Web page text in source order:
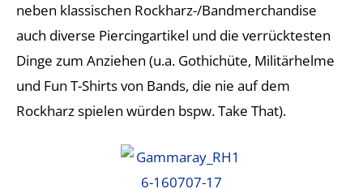
neben klassischen Rockharz-/Bandmerchandise
auch diverse Piercingartikel und die verrücktesten
Dinge zum Anziehen (u.a. Gothichüte, Militärhelme
und Fun T-Shirts von Bands, die nie auf dem
Rockharz spielen würden bspw. Take That).